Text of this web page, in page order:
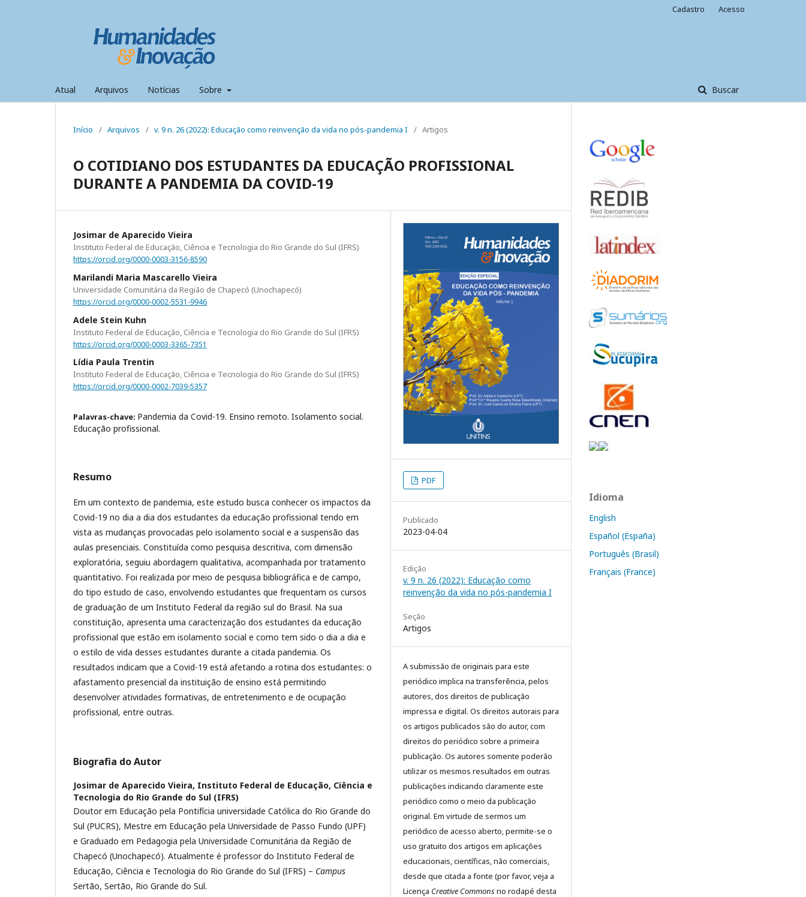
Atual Arquivos Notícias Sobre Buscar
Cadastro Acesso
Início / Arquivos / v. 9 n. 26 (2022): Educação como reinvenção da vida no pós-pandemia I / Artigos
O COTIDIANO DOS ESTUDANTES DA EDUCAÇÃO PROFISSIONAL
DURANTE A PANDEMIA DA COVID-19
Josimar de Aparecido Vieira
Instituto Federal de Educação, Ciência e Tecnologia do Rio Grande do Sul (IFRS)
https://orcid.org/0000-0003-3156-8590
Marilandi Maria Mascarello Vieira
Universidade Comunitária da Região de Chapecó (Unochapecó)
https://orcid.org/0000-0002-5531-9946
Adele Stein Kuhn
Instituto Federal de Educação, Ciência e Tecnologia do Rio Grande do Sul (IFRS)
https://orcid.org/0000-0003-3365-7351
Lídia Paula Trentin
Instituto Federal de Educação, Ciência e Tecnologia do Rio Grande do Sul (IFRS)
https://orcid.org/0000-0002-7039-5357
Palavras-chave: Pandemia da Covid-19. Ensino remoto. Isolamento social.
Educação profissional.
Resumo
Em um contexto de pandemia, este estudo busca conhecer os impactos da
Covid-19 no dia a dia dos estudantes da educação profissional tendo em
vista as mudanças provocadas pelo isolamento social e a suspensão das
aulas presenciais. Constituída como pesquisa descritiva, com dimensão
exploratória, seguiu abordagem qualitativa, acompanhada por tratamento
quantitativo. Foi realizada por meio de pesquisa bibliográfica e de campo,
do tipo estudo de caso, envolvendo estudantes que frequentam os cursos
de graduação de um Instituto Federal da região sul do Brasil. Na sua
constituição, apresenta uma caracterização dos estudantes da educação
profissional que estão em isolamento social e como tem sido o dia a dia e
o estilo de vida desses estudantes durante a citada pandemia. Os
resultados indicam que a Covid-19 está afetando a rotina dos estudantes: o
afastamento presencial da instituição de ensino está permitindo
desenvolver atividades formativas, de entretenimento e de ocupação
profissional, entre outras.
Biografia do Autor
Josimar de Aparecido Vieira, Instituto Federal de Educação, Ciência e
Tecnologia do Rio Grande do Sul (IFRS)
Doutor em Educação pela Pontifícia universidade Católica do Rio Grande do
Sul (PUCRS), Mestre em Educação pela Universidade de Passo Fundo (UPF)
e Graduado em Pedagogia pela Universidade Comunitária da Região de
Chapecó (Unochapecó). Atualmente é professor do Instituto Federal de
Educação, Ciência e Tecnologia do Rio Grande do Sul (IFRS) – Campus
Sertão, Sertão, Rio Grande do Sul.
PDF
Publicado
2023-04-04
Edição
v. 9 n. 26 (2022): Educação como
reinvenção da vida no pós-pandemia I
Seção
Artigos
A submissão de originais para este
periódico implica na transferência, pelos
autores, dos direitos de publicação
impressa e digital. Os direitos autorais para
os artigos publicados são do autor, com
direitos do periódico sobre a primeira
publicação. Os autores somente poderão
utilizar os mesmos resultados em outras
publicações indicando claramente este
periódico como o meio da publicação
original. Em virtude de sermos um
periódico de acesso aberto, permite-se o
uso gratuito dos artigos em aplicações
educacionais, científicas, não comerciais,
desde que citada a fonte (por favor, veja a
Licença Creative Commonsno rodapé desta
Idioma
English
Español (España)
Português (Brasil)
Français (France)